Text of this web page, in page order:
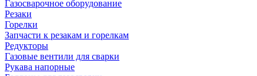
Газосварочное оборудование
Резаки
Горелки
Запчасти к резакам и горелкам
Редукторы
Газовые вентили для сварки
Рукава напорные